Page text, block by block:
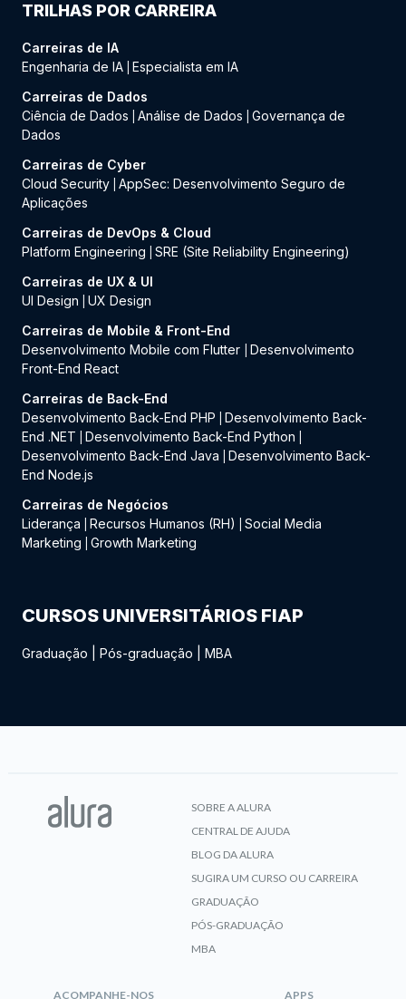
TRILHAS POR CARREIRA
Carreiras de IA
Engenharia de IA Especialista em IA
Carreiras de Dados
Ciência de Dados
Análise de Dados
Governança de
Dados
Carreiras de Cyber
Cloud Security AppSec: Desenvolvimento Seguro de
Aplicações
Carreiras de DevOps & Cloud
Platform Engineering
SRE (Site Reliability Engineering)
Carreiras de UX & UI
UI Design
UX Design
Carreiras de Mobile & Front-End
Desenvolvimento Mobile com Flutter
Desenvolvimento
Front-End React
Carreiras de Back-End
Desenvolvimento Back-End PHP
Desenvolvimento Back-
End .NET
Desenvolvimento Back-End Python
Desenvolvimento Back-End Java
Desenvolvimento Back-
End Node.js
Carreiras de Negócios
Liderança
Recursos Humanos (RH)
Social Media
Marketing
Growth Marketing
CURSOS UNIVERSITÁRIOS FIAP
Graduação Pós-graduação MBA
SOBRE A ALURA
CENTRAL DE AJUDA
BLOG DA ALURA
SUGIRA UM CURSO OU CARREIRA
GRADUAÇÃO
PÓS-GRADUAÇÃO
MBA
ACOMPANHE-NOS APPS